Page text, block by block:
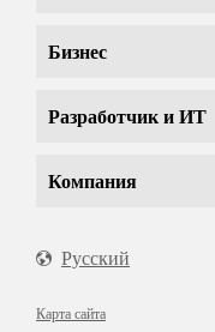
Бизнес
Разработчик и ИТ
Компания
Русский
Карта сайта